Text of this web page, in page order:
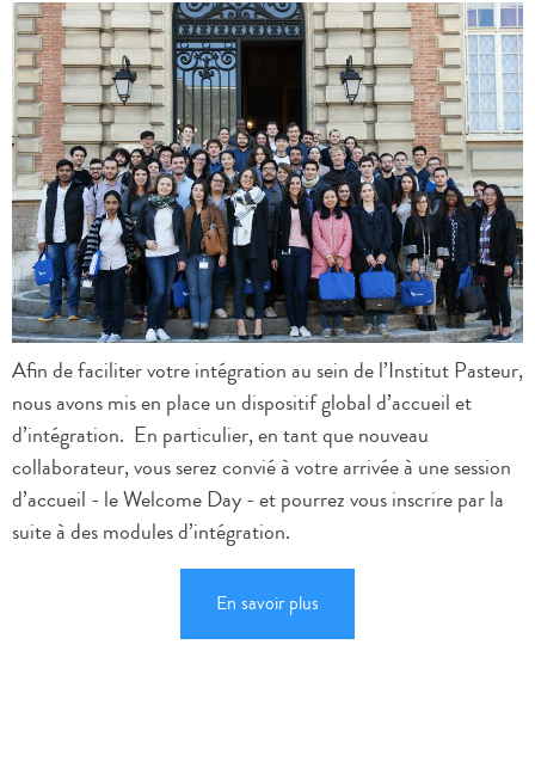
Afin de faciliter votre intégration au sein de l’Institut Pasteur,
nous avons mis en place un dispositif global d’accueil et
d’intégration. En particulier, en tant que nouveau
collaborateur, vous serez convié à votre arrivée à une session
d’accueil - le Welcome Day - et pourrez vous inscrire par la
suite à des modules d’intégration.
En savoir plus